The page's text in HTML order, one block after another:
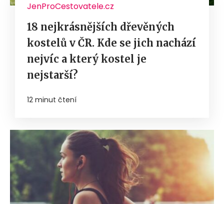
JenProCestovatele.cz
18 nejkrásnějších dřevěných
kostelů v ČR. Kde se jich nachází
nejvíc a který kostel je
nejstarší?
12 minut čtení